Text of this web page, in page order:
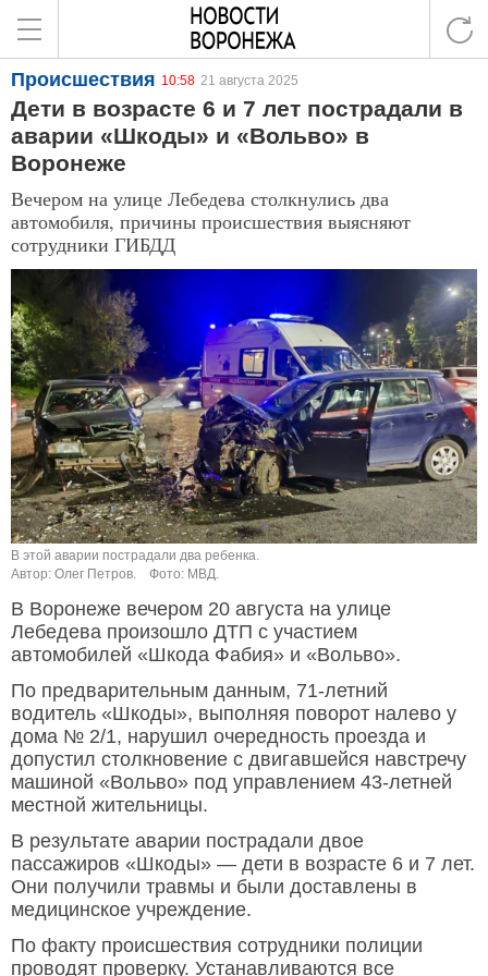
Происшествия 10:58 21 августа 2025
Дети в возрасте 6 и 7 лет пострадали в
аварии «Шкоды» и «Вольво» в
Воронеже
Вечером на улице Лебедева столкнулись два
автомобиля, причины происшествия выясняют
сотрудники ГИБДД
В этой аварии пострадали два ребенка.
Автор: Олег Петров.
Фото: МВД.
В Воронеже вечером 20 августа на улице
Лебедева произошло ДТП с участием
автомобилей «Шкода Фабия» и «Вольво».
По предварительным данным, 71-летний
водитель «Шкоды», выполняя поворот налево у
дома № 2/1, нарушил очередность проезда и
допустил столкновение с двигавшейся навстречу
машиной «Вольво» под управлением 43-летней
местной жительницы.
В результате аварии пострадали двое
пассажиров «Шкоды» — дети в возрасте 6 и 7 лет.
Они получили травмы и были доставлены в
медицинское учреждение.
По факту происшествия сотрудники полиции
проводят проверку. Устанавливаются все